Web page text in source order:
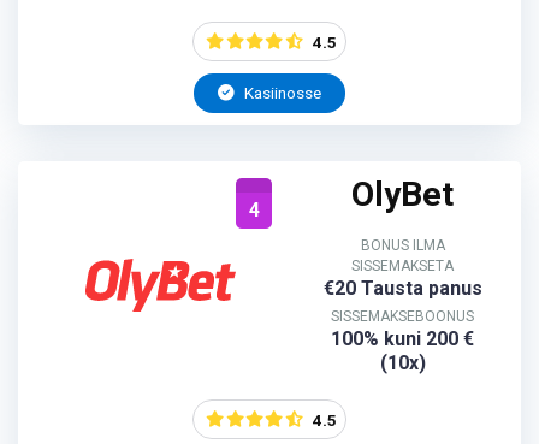
4.5
Kasiinosse
4 OlyBet
BONUS ILMA
SISSEMAKSETA
€20 Tausta panus
SISSEMAKSEBOONUS
100% kuni 200 €
(10x)
4.5